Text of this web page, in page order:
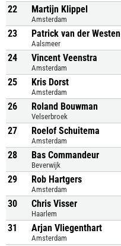
22 Martijn Klippel
Amsterdam
23 Patrick van der Westen
Aalsmeer
24 Vincent Veenstra
Amsterdam
25 Kris Dorst
Amsterdam
26 Roland Bouwman
Velserbroek
27 Roelof Schuitema
Amsterdam
28 Bas Commandeur
Beverwijk
29 Rob Hartgers
Amsterdam
30 Chris Visser
Haarlem
31 Arjan Vliegenthart
Amsterdam